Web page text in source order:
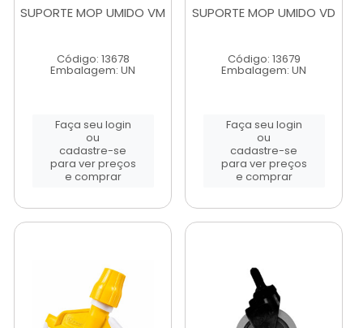
SUPORTE MOP UMIDO VM
Código: 13678
Embalagem: UN
Faça seu login
ou
cadastre-se
para ver preços
e comprar
SUPORTE MOP UMIDO VD
Código: 13679
Embalagem: UN
Faça seu login
ou
cadastre-se
para ver preços
e comprar